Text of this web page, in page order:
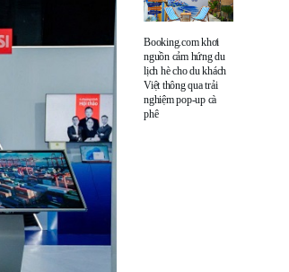
Booking.com khơi
nguồn cảm hứng du
lịch hè cho du khách
Việt thông qua trải
nghiệm pop-up cà
phê